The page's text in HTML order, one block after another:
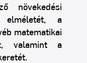
növekedési
elméletét, a
matematikai
valamint a